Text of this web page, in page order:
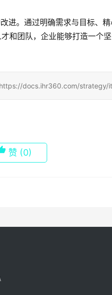
进。通过明确需求与目标、
和团队，企业能够打造一个
https://docs.ihr360.com/
赞 (0)